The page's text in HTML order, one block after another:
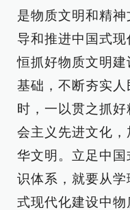
是物质文明和精
导和推进中国式
恒抓好物质文明
基础，不断夯实
时，一以贯之抓
会主义先进文化
华文明。立足中
识体系，就要从
式现代化建设中